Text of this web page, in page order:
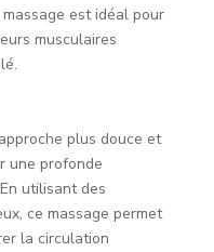
est idéal pour
musculaires
plus douce et
une profonde
utilisant des
ce massage permet
la circulation